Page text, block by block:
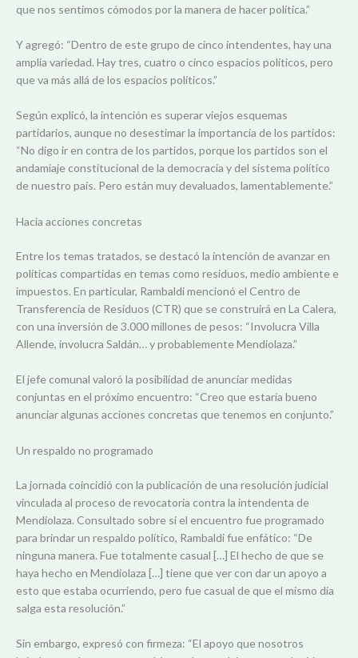
que nos sentimos cómodos por la manera de hacer política.”
Y agregó: “Dentro de este grupo de cinco intendentes, hay una
amplia variedad. Hay tres, cuatro o cinco espacios políticos, pero
que va más allá de los espacios políticos.”
Según explicó, la intención es superar viejos esquemas
partidarios, aunque no desestimar la importancia de los partidos:
“No digo ir en contra de los partidos, porque los partidos son el
andamiaje constitucional de la democracia y del sistema político
de nuestro país. Pero están muy devaluados, lamentablemente.”
Hacia acciones concretas
Entre los temas tratados, se destacó la intención de avanzar en
políticas compartidas en temas como residuos, medio ambiente e
impuestos. En particular, Rambaldi mencionó el Centro de
Transferencia de Residuos (CTR) que se construirá en La Calera,
con una inversión de 3.000 millones de pesos: “Involucra Villa
Allende, involucra Saldán… y probablemente Mendiolaza.”
El jefe comunal valoró la posibilidad de anunciar medidas
conjuntas en el próximo encuentro: “Creo que estaría bueno
anunciar algunas acciones concretas que tenemos en conjunto.”
Un respaldo no programado
La jornada coincidió con la publicación de una resolución judicial
vinculada al proceso de revocatoria contra la intendenta de
Mendiolaza. Consultado sobre si el encuentro fue programado
para brindar un respaldo político, Rambaldi fue enfático: “De
ninguna manera. Fue totalmente casual […] El hecho de que se
haya hecho en Mendiolaza […] tiene que ver con dar un apoyo a
esto que estaba ocurriendo, pero fue casual de que el mismo día
salga esta resolución.”
Sin embargo, expresó con firmeza: “El apoyo que nosotros